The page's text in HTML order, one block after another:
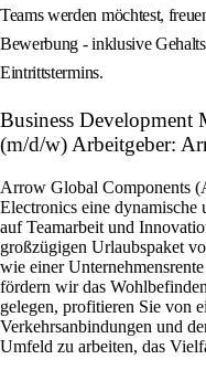
Teams werden möchtest,
Bewerbung - inklusive
Eintrittstermins.
Business Development
(m/d/w) Arbeitgeber:
Arrow Global Components
Electronics eine dynamische
auf Teamarbeit und
großzügigen Urlaubspaket
wie einer
fördern wir das
gelegen, profitieren Sie von
Verkehrsanbindungen und
Umfeld zu arbeiten, das